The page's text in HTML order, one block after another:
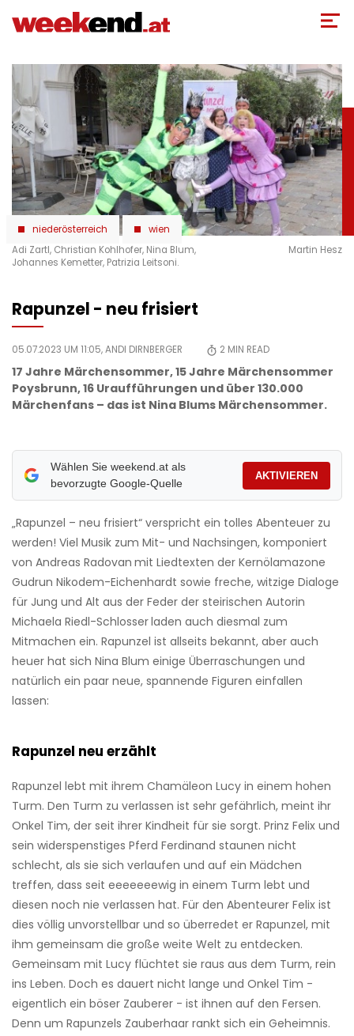
zum
niederösterreich
wien
Adi Zartl, Christian Kohlhofer, Nina Blum,
Johannes Kemetter, Patrizia Leitsoni.
Martin Hesz
Rapunzel - neu frisiert
05.07.2023 UM 11:05,ANDI DIRNBERGER 2 MIN READ
17 Jahre Märchensommer, 15 Jahre Märchensommer
Poysbrunn, 16 Uraufführungen und über 130.000
Märchenfans – das ist Nina Blums Märchensommer.
Wählen Sie weekend.at als
bevorzugte Google-Quelle
AKTIVIEREN
„Rapunzel – neu frisiert“ verspricht ein tolles Abenteuer zu
werden! Viel Musik zum Mit- und Nachsingen, komponiert
von Andreas Radovan mit Liedtexten der Kernölamazone
Gudrun Nikodem-Eichenhardt sowie freche, witzige Dialoge
für Jung und Alt aus der Feder der steirischen Autorin
Michaela Riedl-Schlosserladen auch diesmal zum
Mitmachen ein. Rapunzel ist allseits bekannt, aber auch
heuer hat sich Nina Blum einige Überraschungen und
natürlich ein paar neue, spannende Figuren einfallen
lassen:
Rapunzel neu erzählt
Rapunzel lebt mit ihrem Chamäleon Lucy in einem hohen
Turm. Den Turm zu verlassen ist sehr gefährlich, meint ihr
Onkel Tim, der seit ihrer Kindheit für sie sorgt. Prinz Felix und
sein widerspenstiges Pferd Ferdinand staunen nicht
schlecht, als sie sich verlaufen und auf ein Mädchen
treffen, dass seit eeeeeeewig in einem Turm lebt und
diesen noch nie verlassen hat. Für den Abenteurer Felix ist
dies völlig unvorstellbar und so überredet er Rapunzel, mit
ihm gemeinsam die große weite Welt zu entdecken.
Gemeinsam mit Lucy flüchtet sie raus aus dem Turm, rein
ins Leben. Doch es dauert nicht lange und Onkel Tim -
eigentlich ein böser Zauberer - ist ihnen auf den Fersen.
Denn um Rapunzels Zauberhaar rankt sich ein Geheimnis.